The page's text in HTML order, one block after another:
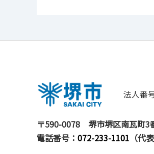
法人番
〒590-0078
堺市堺区南瓦町3
電話番号： 072-233-1101 （代表